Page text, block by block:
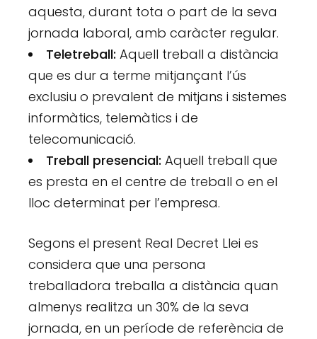
aquesta, durant tota o part de la seva
jornada laboral, amb caràcter regular.
Teletreball:Aquell treball a distància
que es dur a terme mitjançant l’ús
exclusiu o prevalent de mitjans i sistemes
informàtics, telemàtics i de
telecomunicació.
Treball presencial:Aquell treball que
es presta en el centre de treball o en el
lloc determinat per l’empresa.
Segons el present Real Decret Llei es
considera que una persona
treballadora treballa a distància quan
almenys realitza un 30% de la seva
jornada, en un període de referència de